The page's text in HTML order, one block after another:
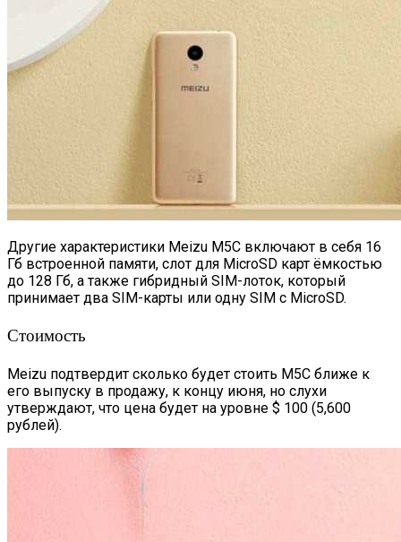
Другие характеристики Meizu M5C включают в себя 16
Гб встроенной памяти, слот для MicroSD карт ёмкостью
до 128 Гб, а также гибридный SIM-лоток, который
принимает два SIM-карты или одну SIM с MicroSD.
Стоимость
Meizu подтвердит сколько будет стоить M5C ближе к
его выпуску в продажу, к концу июня, но слухи
утверждают, что цена будет на уровне $ 100 (5,600
рублей).